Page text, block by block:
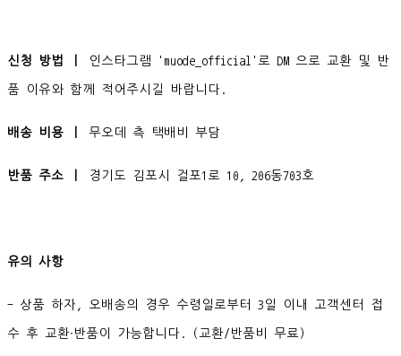
신청 방법 ㅣ 인스타그램 'muode_official'로 DM 으로 교환 및 반
품 이유와 함께 적어주시길 바랍니다.
배송 비용 ㅣ 무오데 측 택배비 부담
반품 주소 ㅣ 경기도 김포시 걸포1로 10, 206동703호
유의 사항
- 상품 하자, 오배송의 경우 수령일로부터 3일 이내 고객센터 접
수 후 교환∙반품이 가능합니다. (교환/반품비 무료)